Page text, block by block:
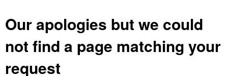
Our apologies but we could
not find a page matching your
request